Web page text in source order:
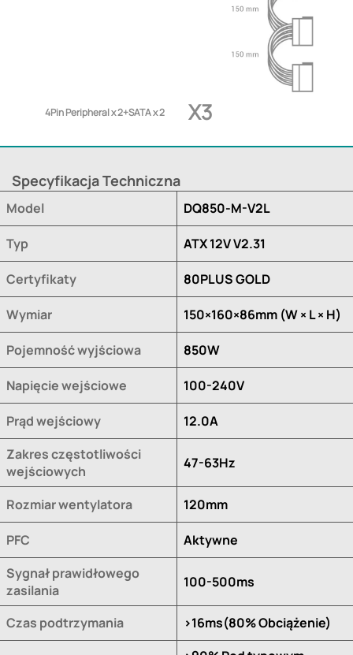
4Pin Peripheral x 2+SATA x 2 X3
Specyfikacja Techniczna
Model DQ850-M-V2L
Typ ATX 12V V2.31
Certyfikaty 80PLUS GOLD
Wymiar 150×160×86mm (W × L × H)
Pojemność wyjściowa 850W
Napięcie wejściowe 100-240V
Prąd wejściowy
12.0A
Zakres częstotliwości
wejściowych
47-63Hz
Rozmiar wentylatora 120mm
PFC
Aktywne
Sygnał prawidłowego
zasilania
100-500ms
Czas podtrzymania
>16ms(80% Obciążenie)